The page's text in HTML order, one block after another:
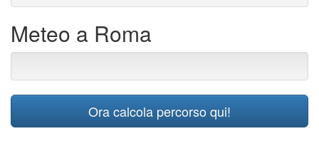
Meteo a Roma
Ora calcola percorso qui!